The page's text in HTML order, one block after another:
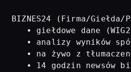
BIZNES24 (Firma/
• giełdowe dane
• analizy wyników
• na żywo z
• 14 godzin newsów